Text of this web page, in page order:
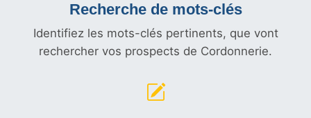
Recherche de mots-clés
Identifiez les mots-clés pertinents, que vont
rechercher vos prospects de Cordonnerie.